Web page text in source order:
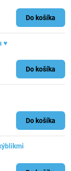
Do košíka
♥
Do košíka
Do košíka